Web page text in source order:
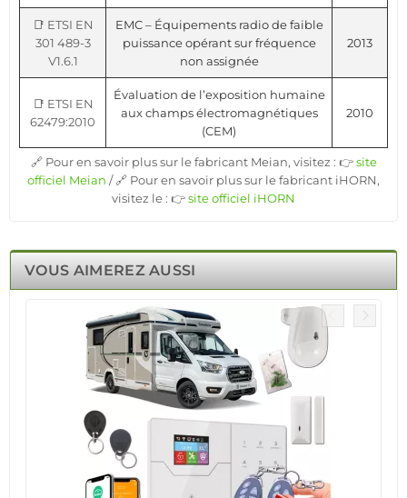
📑 ETSI EN
301 489-3
V1.6.1
EMC – Équipements radio de faible
puissance opérant sur fréquence
non assignée
2013
📑 ETSI EN
62479:2010
Évaluation de l’exposition humaine
aux champs électromagnétiques
(CEM)
2010
🔗 Pour en savoir plus sur le fabricant Meian, visitez : 👉site
officiel Meian / 🔗 Pour en savoir plus sur le fabricant iHORN,
visitez le : 👉site officiel iHORN
VOUS AIMEREZ AUSSI